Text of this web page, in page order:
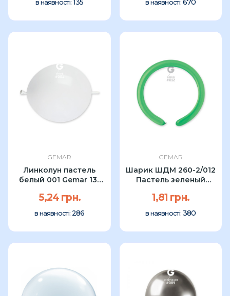
в наявності: 135 в наявності: 670
GEMAR
Линколун пастель
белый 001 Gemar 13"
5,24 грн.
в наявності: 286
GEMAR
Шарик ШДМ 260-2/012
Пастель зеленый
1,81 грн.
в наявності: 380